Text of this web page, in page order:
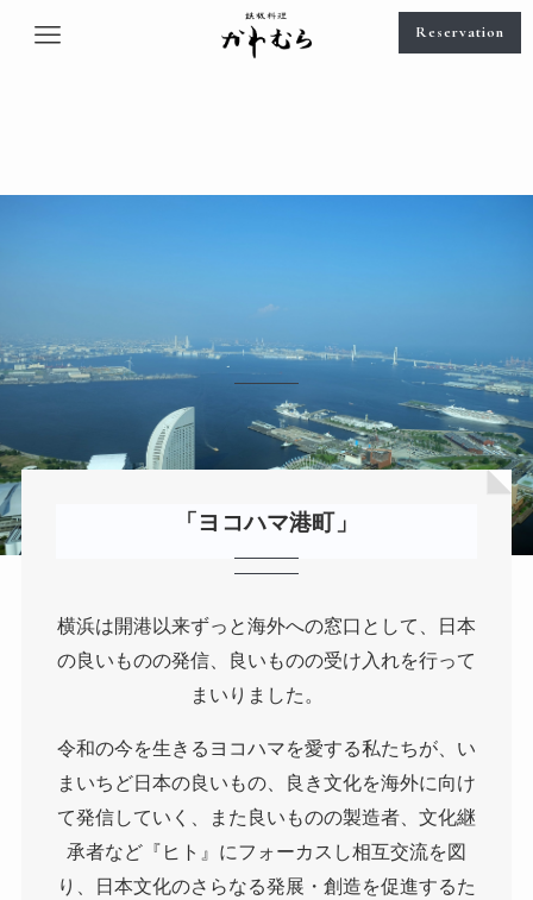
Reservation
「ヨコハマ港町」
横浜は開港以来ずっと海外への窓口として、日本
の良いものの発信、良いものの受け入れを行って
まいりました。
令和の今を生きるヨコハマを愛する私たちが、い
まいちど日本の良いもの、良き文化を海外に向け
て発信していく、また良いものの製造者、文化継
承者など『ヒト』にフォーカスし相互交流を図
り、日本文化のさらなる発展・創造を促進するた